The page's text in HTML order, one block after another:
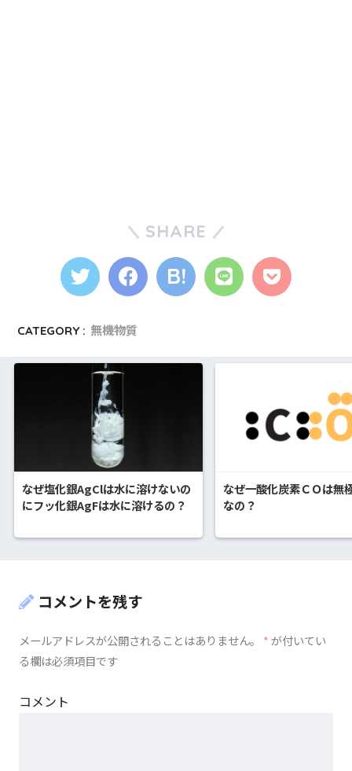
SHARE
CATEGORY : 無機物質
なぜ塩化銀AgClは水に溶けないの
にフッ化銀AgFは水に溶けるの？
なぜ一酸化炭素ＣＯは無
なの？
コメントを残す
メールアドレスが公開されることはありません。 *が付いてい
る欄は必須項目です
コメント